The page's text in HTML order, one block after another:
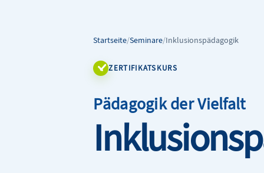
Startseite/Seminare/Inklusionspädagogik
ZERTIFIKATSKURS
Pädagogik der Vielfalt
Inklusions